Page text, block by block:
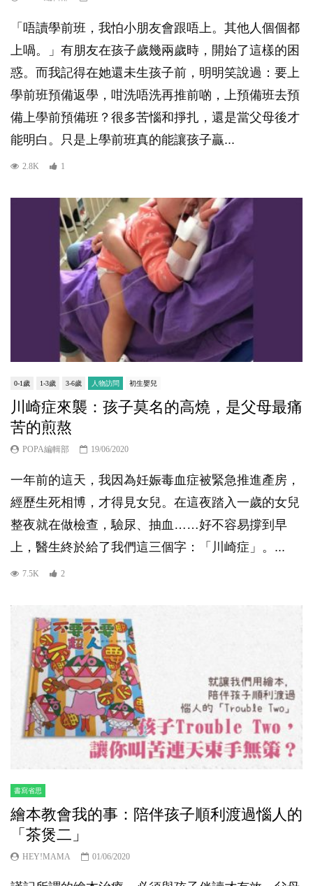
「唔讀學前班，我怕小朋友會跟唔上。其他人個個都
上喎。」有朋友在孩子歲幾兩歲時，開始了這樣的困
惑。而我記得在她還未生孩子前，明明笑說過：要上
學前班預備返學，咁洗唔洗再推前啲，上預備班去預
備上學前預備班？很多苦惱和掙扎，還是當父母後才
能明白。只是上學前班真的能讓孩子贏...
2.8K 1
0-1歲 1-3歲 3-6歲 人物訪問 初生嬰兒
川崎症來襲：孩子莫名的高燒，是父母最痛
苦的煎熬
POPA編輯部 19/06/2020
一年前的這天，我因為妊娠毒血症被緊急推進產房，
經歷生死相博，才得見女兒。在這夜踏入一歲的女兒
整夜就在做檢查，驗尿、抽血……好不容易撐到早
上，醫生終於給了我們這三個字：「川崎症」。...
7.5K 2
書寫省思
繪本教會我的事：陪伴孩子順利渡過惱人的
「茶煲二」
HEY!MAMA 01/06/2020